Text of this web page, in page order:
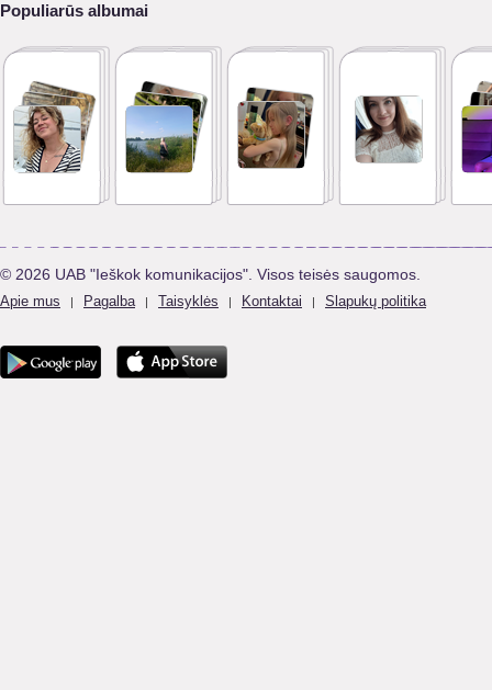
Populiarūs albumai
© 2026 UAB "Ieškok komunikacijos". Visos teisės saugomos.
Apie mus | Pagalba | Taisyklės | Kontaktai | Slapukų politika